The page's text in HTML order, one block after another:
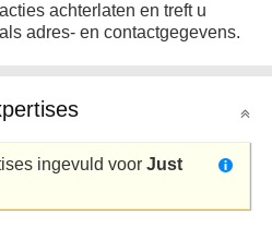
achterlaten en treft u
adres- en contactgegevens.
ingevuld voor Just